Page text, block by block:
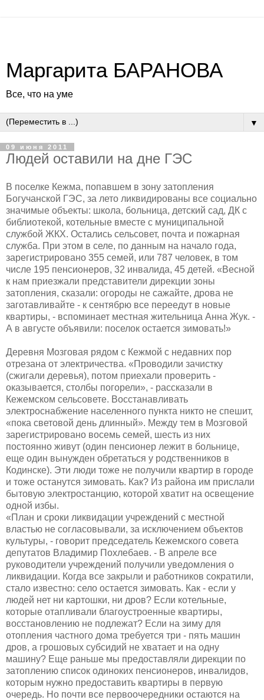
Маргарита БАРАНОВА
Все, что на уме
▼
09 июня 2011
Людей оставили на дне ГЭС
В поселке Кежма, попавшем в зону затопления
Богучанской ГЭС, за лето ликвидированы все социально
значимые объекты: школа, больница, детский сад, ДК с
библиотекой, котельные вместе с муниципальной
службой ЖКХ. Остались сельсовет, почта и пожарная
служба. При этом в селе, по данным на начало года,
зарегистрировано 355 семей, или 787 человек, в том
числе 195 пенсионеров, 32 инвалида, 45 детей. «Весной
к нам приезжали представители дирекции зоны
затопления, сказали: огороды не сажайте, дрова не
заготавливайте - к сентябрю все переедут в новые
квартиры, - вспоминает местная жительница Анна Жук. -
А в августе объявили: поселок остается зимовать!»
Деревня Мозговая рядом с Кежмой с недавних пор
отрезана от электричества. «Проводили зачистку
(сжигали деревья), потом приехали проверить -
оказывается, столбы погорели», - рассказали в
Кежемском сельсовете. Восстанавливать
электроснабжение населенного пункта никто не спешит,
«пока световой день длинный». Между тем в Мозговой
зарегистрировано восемь семей, шесть из них
постоянно живут (один пенсионер лежит в больнице,
еще один вынужден обретаться у родственников в
Кодинске). Эти люди тоже не получили квартир в городе
и тоже останутся зимовать. Как? Из района им прислали
бытовую электростанцию, которой хватит на освещение
одной избы.
«План и сроки ликвидации учреждений с местной
властью не согласовывали, за исключением объектов
культуры, - говорит председатель Кежемского совета
депутатов Владимир Похлебаев. - В апреле все
руководители учреждений получили уведомления о
ликвидации. Когда все закрыли и работников сократили,
стало известно: село остается зимовать. Как - если у
людей нет ни картошки, ни дров? Если котельные,
которые отапливали благоустроенные квартиры,
восстановлению не подлежат? Если на зиму для
отопления частного дома требуется три - пять машин
дров, а грошовых субсидий не хватает и на одну
машину? Еще раньше мы предоставляли дирекции по
затоплению список одиноких пенсионеров, инвалидов,
которым нужно предоставить квартиры в первую
очередь. Но почти все первоочередники остаются на